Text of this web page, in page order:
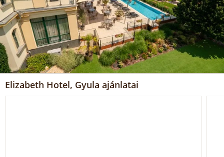
Elizabeth Hotel, Gyula ajánlatai